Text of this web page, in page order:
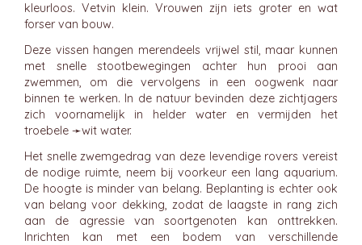
kleurloos. Vetvin klein. Vrouwen zijn iets groter en wat
forser van bouw.
Deze vissen hangen merendeels vrijwel stil, maar kunnen
met snelle stootbewegingen achter hun prooi aan
zwemmen, om die vervolgens in een oogwenk naar
binnen te werken. In de natuur bevinden deze zichtjagers
zich voornamelijk in helder water en vermijden het
troebele ➛wit water.
Het snelle zwemgedrag van deze levendige rovers vereist
de nodige ruimte, neem bij voorkeur een lang aquarium.
De hoogte is minder van belang. Beplanting is echter ook
van belang voor dekking, zodat de laagste in rang zich
aan de agressie van soortgenoten kan onttrekken.
Inrichten kan met een bodem van verschillende